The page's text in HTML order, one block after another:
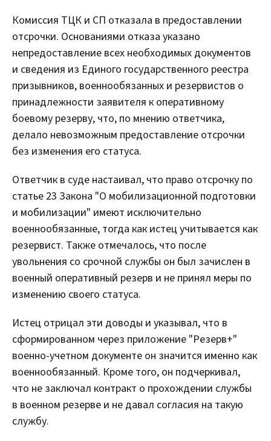
Комиссия ТЦК и СП отказала в предоставлении
отсрочки. Основаниями отказа указано
непредоставление всех необходимых документов
и сведения из Единого государственного реестра
призывников, военнообязанных и резервистов о
принадлежности заявителя к оперативному
боевому резерву, что, по мнению ответчика,
делало невозможным предоставление отсрочки
без изменения его статуса.
Ответчик в суде настаивал, что право отсрочку по
статье 23 Закона "О мобилизационной подготовки
и мобилизации" имеют исключительно
военнообязанные, тогда как истец учитывается как
резервист. Также отмечалось, что после
увольнения со срочной службы он был зачислен в
военный оперативный резерв и не принял меры по
изменению своего статуса.
Истец отрицал эти доводы и указывал, что в
сформированном через приложение "Резерв+"
военно-учетном документе он значится именно как
военнообязанный. Кроме того, он подчеркивал,
что не заключал контракт о прохождении службы
в военном резерве и не давал согласия на такую
службу.